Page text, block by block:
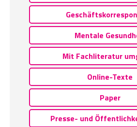
Mentale
Mit Fachliteratur
Online-Texte
Paper
Presse- und